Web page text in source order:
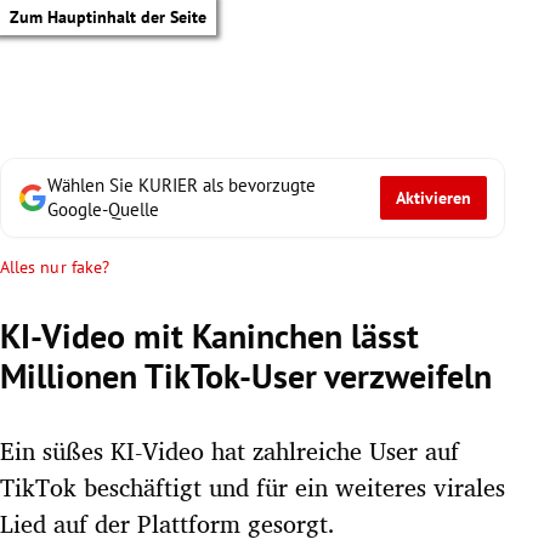
Zum Hauptinhalt der Seite
Untermenü
Wählen Sie KURIER als bevorzugte
Google-Quelle
Aktivieren
Alles nur fake?
KI-Video mit Kaninchen lässt
Millionen TikTok-User verzweifeln
Ein süßes KI-Video hat zahlreiche User auf
TikTok beschäftigt und für ein weiteres virales
Lied auf der Plattform gesorgt.